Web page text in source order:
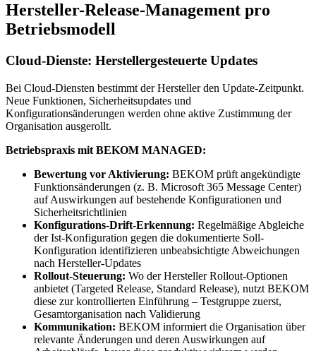
Hersteller-Release-Management pro
Betriebsmodell
Cloud-Dienste: Herstellergesteuerte Updates
Bei Cloud-Diensten bestimmt der Hersteller den Update-Zeitpunkt.
Neue Funktionen, Sicherheitsupdates und
Konfigurationsänderungen werden ohne aktive Zustimmung der
Organisation ausgerollt.
Betriebspraxis mit BEKOM MANAGED:
Bewertung vor Aktivierung: BEKOM prüft angekündigte
Funktionsänderungen (z. B. Microsoft 365 Message Center)
auf Auswirkungen auf bestehende Konfigurationen und
Sicherheitsrichtlinien
Konfigurations-Drift-Erkennung: Regelmäßige Abgleiche
der Ist-Konfiguration gegen die dokumentierte Soll-
Konfiguration identifizieren unbeabsichtigte Abweichungen
nach Hersteller-Updates
Rollout-Steuerung: Wo der Hersteller Rollout-Optionen
anbietet (Targeted Release, Standard Release), nutzt BEKOM
diese zur kontrollierten Einführung – Testgruppe zuerst,
Gesamtorganisation nach Validierung
Kommunikation: BEKOM informiert die Organisation über
relevante Änderungen und deren Auswirkungen auf